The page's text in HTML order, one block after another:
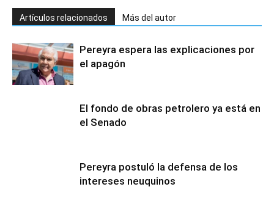
Artículos relacionados Más del autor
Pereyra espera las explicaciones por
el apagón
El fondo de obras petrolero ya está en
el Senado
Pereyra postuló la defensa de los
intereses neuquinos